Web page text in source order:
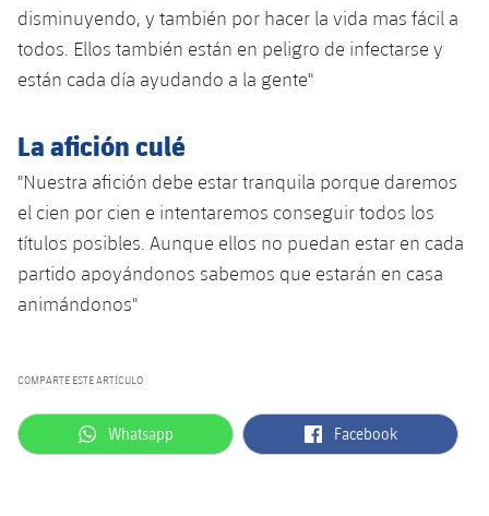
disminuyendo, y también por hacer la vida mas fácil a
todos. Ellos también están en peligro de infectarse y
están cada día ayudando a la gente"
La afición culé
"Nuestra afición debe estar tranquila porque daremos
el cien por cien e intentaremos conseguir todos los
títulos posibles. Aunque ellos no puedan estar en cada
partido apoyándonos sabemos que estarán en casa
animándonos"
COMPARTE ESTE ARTÍCULO
label.aria.whatsapp
Whatsapp label.aria.facebook
Facebook